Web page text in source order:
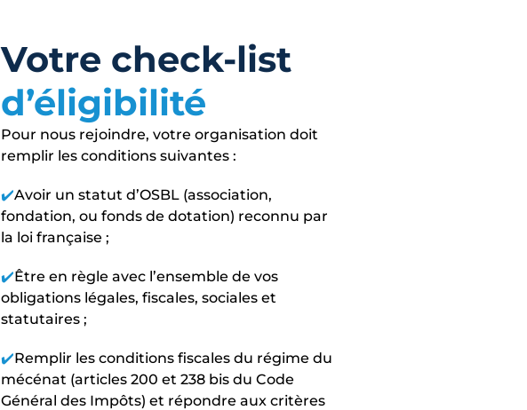
Votre check-list
d’éligibilité
Pour nous rejoindre, votre organisation doit
remplir les conditions suivantes :
✔️Avoir un statut d’OSBL (association,
fondation, ou fonds de dotation) reconnu par
la loi française ;
✔️Être en règle avec l’ensemble de vos
obligations légales, fiscales, sociales et
statutaires ;
✔️Remplir les conditions fiscales du régime du
mécénat (articles 200 et 238 bis du Code
Général des Impôts) et répondre aux critères